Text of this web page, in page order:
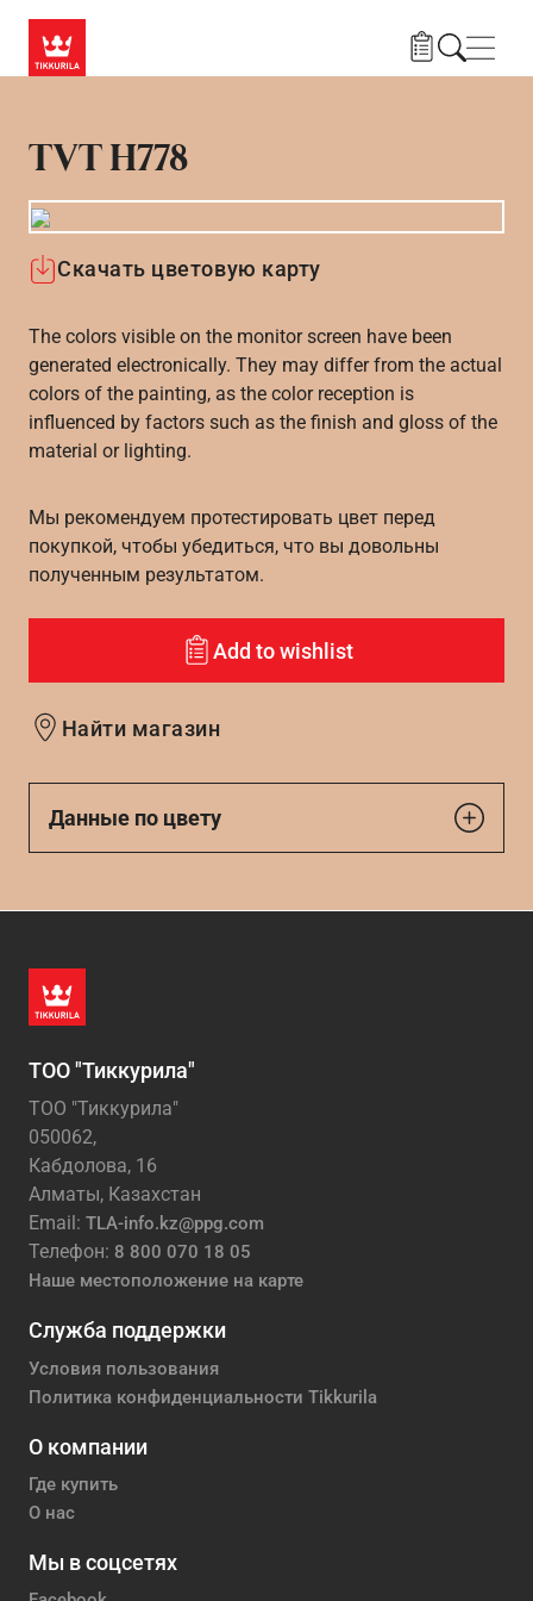
TVT H778
Скачать цветовую карту
The colors visible on the monitor screen have been
generated electronically. They may differ from the actual
colors of the painting, as the color reception is
influenced by factors such as the finish and gloss of the
material or lighting.
Мы рекомендуем протестировать цвет перед
покупкой, чтобы убедиться, что вы довольны
полученным результатом.
Add to wishlist
Найти магазин
Данные по цвету
ТОО "Тиккурила"
ТОО "Тиккурила"
050062,
Кабдолова, 16
Алматы, Казахстан
Email: TLA-info.kz@ppg.com
Телефон: 8 800 070 18 05
Наше местоположение на карте
Служба поддержки
Условия пользования
Политика конфиденциальности Tikkurila
О компании
Где купить
О нас
Мы в соцсетях